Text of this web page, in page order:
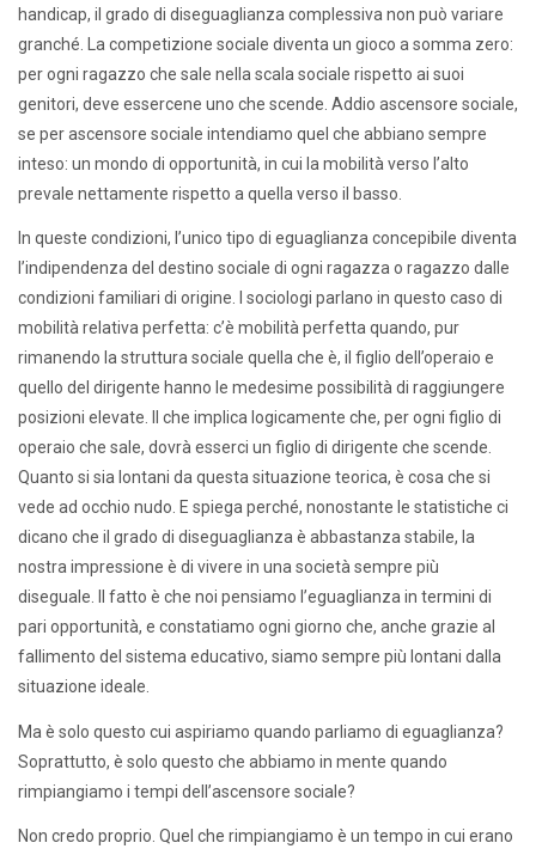
handicap, il grado di diseguaglianza complessiva non può variare
granché. La competizione sociale diventa un gioco a somma zero:
per ogni ragazzo che sale nella scala sociale rispetto ai suoi
genitori, deve essercene uno che scende. Addio ascensore sociale,
se per ascensore sociale intendiamo quel che abbiano sempre
inteso: un mondo di opportunità, in cui la mobilità verso l’alto
prevale nettamente rispetto a quella verso il basso.
In queste condizioni, l’unico tipo di eguaglianza concepibile diventa
l’indipendenza del destino sociale di ogni ragazza o ragazzo dalle
condizioni familiari di origine. I sociologi parlano in questo caso di
mobilità relativa perfetta: c’è mobilità perfetta quando, pur
rimanendo la struttura sociale quella che è, il figlio dell’operaio e
quello del dirigente hanno le medesime possibilità di raggiungere
posizioni elevate. Il che implica logicamente che, per ogni figlio di
operaio che sale, dovrà esserci un figlio di dirigente che scende.
Quanto si sia lontani da questa situazione teorica, è cosa che si
vede ad occhio nudo. E spiega perché, nonostante le statistiche ci
dicano che il grado di diseguaglianza è abbastanza stabile, la
nostra impressione è di vivere in una società sempre più
diseguale. Il fatto è che noi pensiamo l’eguaglianza in termini di
pari opportunità, e constatiamo ogni giorno che, anche grazie al
fallimento del sistema educativo, siamo sempre più lontani dalla
situazione ideale.
Ma è solo questo cui aspiriamo quando parliamo di eguaglianza?
Soprattutto, è solo questo che abbiamo in mente quando
rimpiangiamo i tempi dell’ascensore sociale?
Non credo proprio. Quel che rimpiangiamo è un tempo in cui erano